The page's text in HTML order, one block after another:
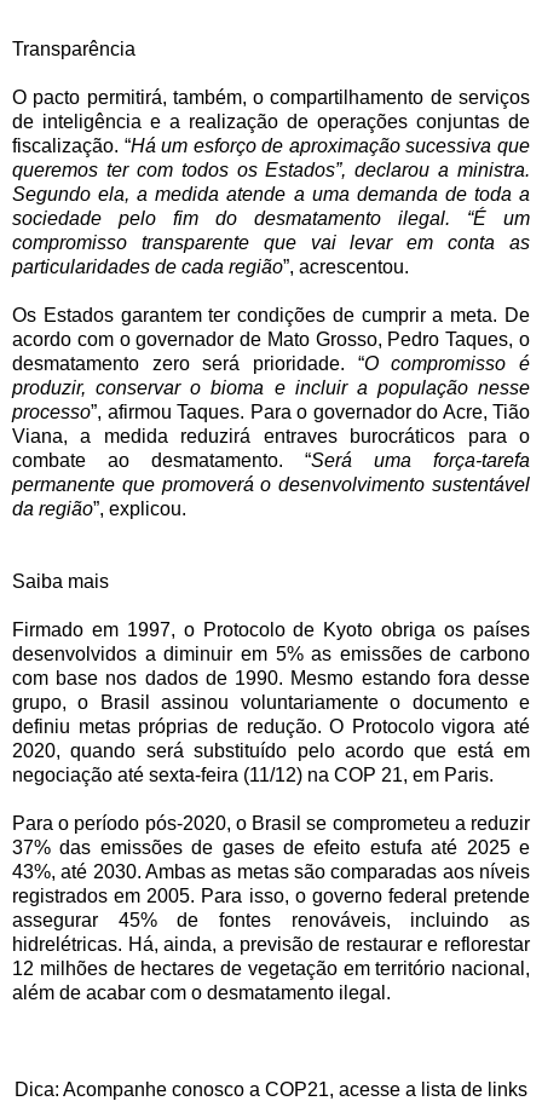
Transparência
O pacto permitirá, também, o compartilhamento de serviços
de inteligência e a realização de operações conjuntas de
fiscalização. “Há um esforço de aproximação sucessiva que
queremos ter com todos os Estados”, declarou a ministra.
Segundo ela, a medida atende a uma demanda de toda a
sociedade pelo fim do desmatamento ilegal. “É um
compromisso transparente que vai levar em conta as
particularidades de cada região”, acrescentou.
Os Estados garantem ter condições de cumprir a meta. De
acordo com o governador de Mato Grosso, Pedro Taques, o
desmatamento zero será prioridade. “O compromisso é
produzir, conservar o bioma e incluir a população nesse
processo”, afirmou Taques. Para o governador do Acre, Tião
Viana, a medida reduzirá entraves burocráticos para o
combate ao desmatamento. “Será uma força-tarefa
permanente que promoverá o desenvolvimento sustentável
da região”, explicou.
Saiba mais
Firmado em 1997, o Protocolo de Kyoto obriga os países
desenvolvidos a diminuir em 5% as emissões de carbono
com base nos dados de 1990. Mesmo estando fora desse
grupo, o Brasil assinou voluntariamente o documento e
definiu metas próprias de redução. O Protocolo vigora até
2020, quando será substituído pelo acordo que está em
negociação até sexta-feira (11/12) na COP 21, em Paris.
Para o período pós-2020, o Brasil se comprometeu a reduzir
37% das emissões de gases de efeito estufa até 2025 e
43%, até 2030. Ambas as metas são comparadas aos níveis
registrados em 2005. Para isso, o governo federal pretende
assegurar 45% de fontes renováveis, incluindo as
hidrelétricas. Há, ainda, a previsão de restaurar e reflorestar
12 milhões de hectares de vegetação em território nacional,
além de acabar com o desmatamento ilegal.
Dica: Acompanhe conosco a COP21, acesse a lista de links